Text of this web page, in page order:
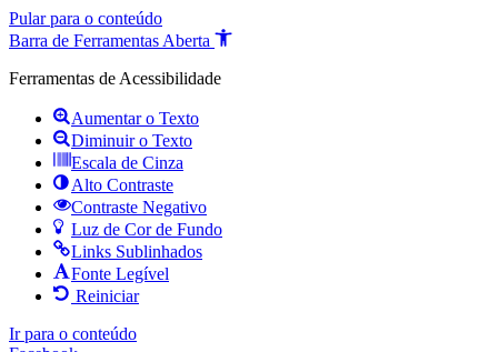
Pular para o conteúdo
Barra de Ferramentas Aberta
Ferramentas de Acessibilidade
Aumentar o Texto
Diminuir o Texto
Escala de Cinza
Alto Contraste
Contraste Negativo
Luz de Cor de Fundo
Links Sublinhados
Fonte Legível
Reiniciar
Ir para o conteúdo